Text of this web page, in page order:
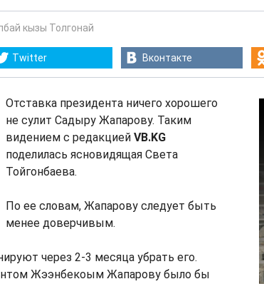
кызы Толгонай
Twitter Вконтакте
Отставка президента ничего хорошего
не сулит Садыру Жапарову. Таким
видением с редакцией VB.KG
поделилась ясновидящая Света
Тойгонбаева.
По ее словам, Жапарову следует быть
менее доверчивым.
через 2-3 месяца убрать его.
Жээнбекоым Жапарову было бы